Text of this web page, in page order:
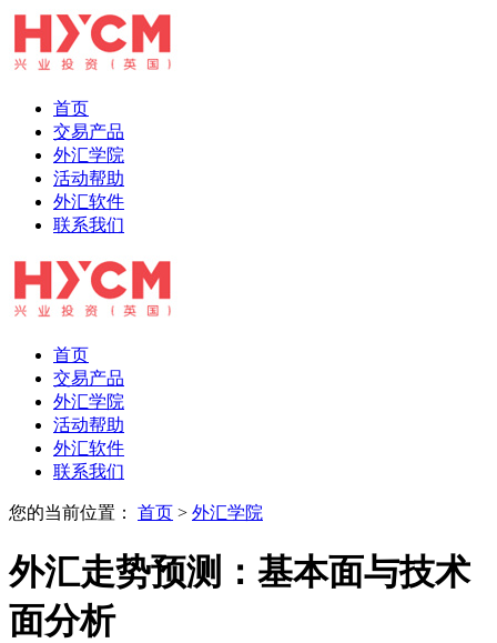
首页
交易产品
外汇学院
活动帮助
外汇软件
联系我们
首页
交易产品
外汇学院
活动帮助
外汇软件
联系我们
您的当前位置： 首页 > 外汇学院
外汇走势预测：基本面与技术
面分析